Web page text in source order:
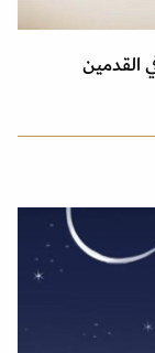
القدمين